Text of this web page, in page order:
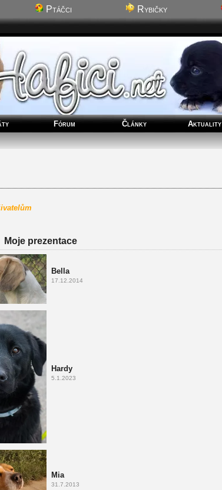
Ptáčci Rybičky
Fórum Články Aktuality
Moje prezentace
Bella
17.12.2014
Hardy
5.1.2023
Mia
31.7.2013